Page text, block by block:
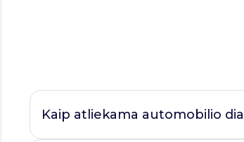
Kaip atliekama automobilio